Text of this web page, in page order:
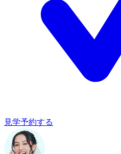
見学予約する